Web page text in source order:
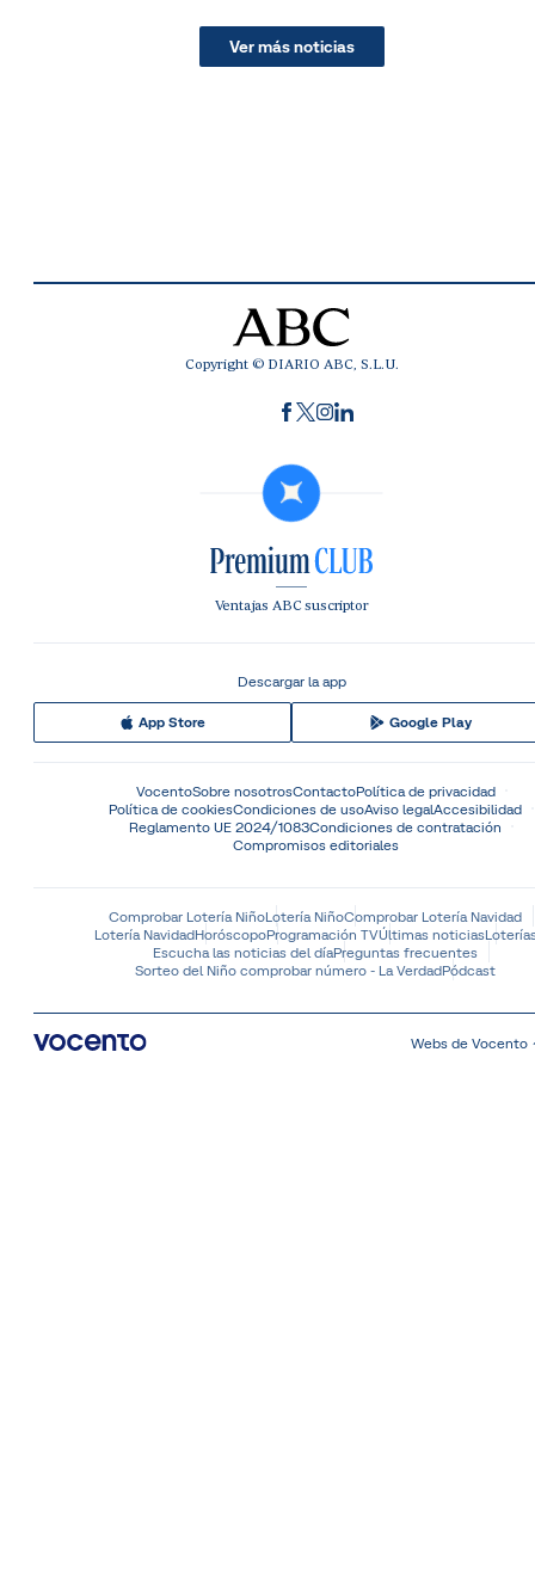
Ver más noticias
Copyright © DIARIO ABC, S.L.U.
Ventajas ABC suscriptor
Descargar la app
App Store Google Play
VocentoSobre nosotrosContactoPolítica de privacidad
Política de cookiesCondiciones de usoAviso legalAccesibilidad
Reglamento UE 2024/1083Condiciones de contratación
Compromisos editoriales
Comprobar Lotería NiñoLotería NiñoComprobar Lotería Navidad
Lotería NavidadHoróscopoProgramación TVÚltimas noticias
Escucha las noticias del díaPreguntas frecuentes
Sorteo del Niño comprobar número - La VerdadPódcast
Webs de Vocento